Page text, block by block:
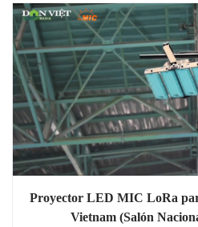
Proyector LED MIC LoRa
Vietnam (Salón